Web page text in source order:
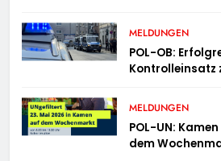
MELDUNGEN
POL-OB:
Kontrolleinsatz
MELDUNGEN
POL-UN:
dem